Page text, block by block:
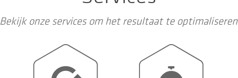
Bekijk onze services om het resultaat te optimaliseren